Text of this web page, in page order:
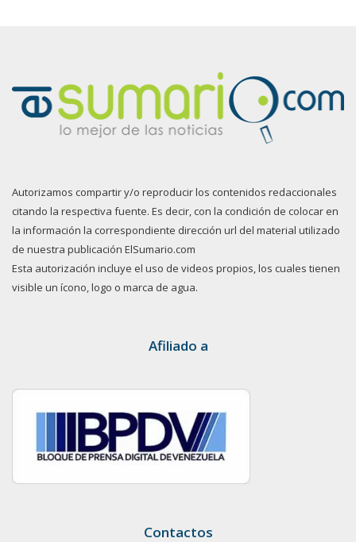
Autorizamos compartir y/o reproducir los contenidos redaccionales
citando la respectiva fuente. Es decir, con la condición de colocar en
la información la correspondiente dirección url del material utilizado
de nuestra publicación ElSumario.com
Esta autorización incluye el uso de videos propios, los cuales tienen
visible un ícono, logo o marca de agua.
Afiliado a
Contactos